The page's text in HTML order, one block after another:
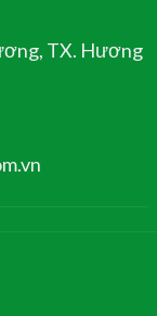
TX. Hương